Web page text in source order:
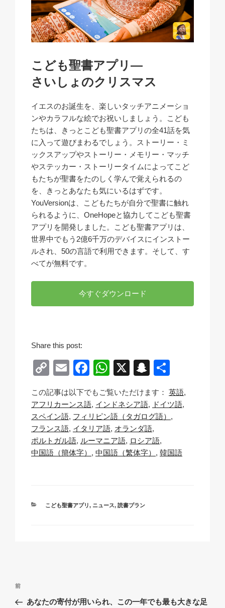
こども聖書アプリ―
さいしょのクリスマス
イエスのお誕生を、楽しいタッチアニメーショ
ンやカラフルな絵でお祝いしましょう。こども
たちは、きっとこども聖書アプリの全41話を気
に入って遊びまわるでしょう。ストーリー・ミ
ックスアップやストーリー・メモリー・マッチ
やステッカー・ストーリータイムによってこど
もたちが聖書をたのしく学んで覚えられるの
を、きっとあなたも気にいるはずです。
YouVersionは、こどもたちが自分で聖書に触れ
られるように、OneHopeと協力してこども聖書
アプリを開発しました。こども聖書アプリは、
世界中でもう2億6千万のデバイスにインストー
ルされ、50の言語で利用できます。そして、す
べてが無料です。
今すぐダウンロード
Share this post:
C
o
p
y
Li
n
E
m
ail
F
c
e
b
o
W
at
s
A
p
X
S
a
p
c
h
有
この記事は以下でもご覧いただけます： 英語
アフリカーンス語 インドネシア語
ドイツ語
スペイン語 フィリピン語（タガログ語）
フランス語 イタリア語 オランダ語
ポルトガル語 ルーマニア語 ロシア語
中国語（簡体字）
中国語（繁体字） 韓国語
カ
こども聖書アプリ, ニュース, 読書プラン
投
過
去
前
あなたの寄付が用いられ、この一年でも最も大きな足